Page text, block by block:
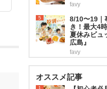
favy
5
8/10〜19｜
き！最大4
夏休みビュ
広島』
favy
オススメ記事
1